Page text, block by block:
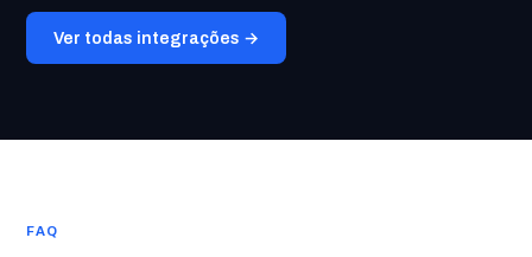
Ver todas integrações →
FAQ